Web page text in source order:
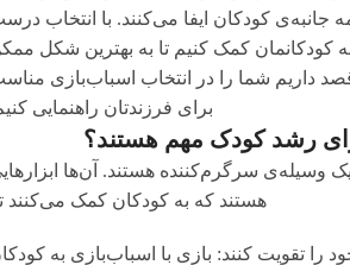
جانبه‌ی کودکان ایفا می‌کنند. با انتخاب
کودکانمان کمک کنیم تا به بهترین شکل
داریم شما را در انتخاب اسباب‌بازی
برای فرزندتان راهنمایی
رشد کودک مهم هستند؟
وسیله‌ی سرگرم‌کننده هستند. آن‌ها
هستند که به کودکان کمک می‌کنند
را تقویت کنند: بازی با اسباب‌بازی به